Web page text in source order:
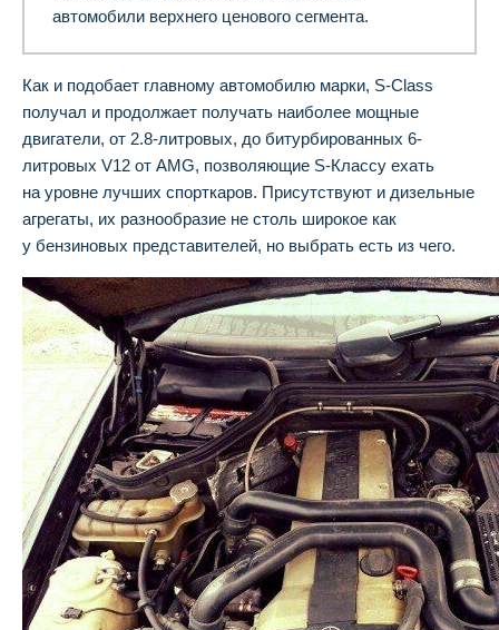
автомобили верхнего ценового сегмента.
Как и подобает главному автомобилю марки, S-Class
получал и продолжает получать наиболее мощные
двигатели, от 2.8-литровых, до битурбированных 6-
литровых V12 от AMG, позволяющие S-Классу ехать
на уровне лучших спорткаров. Присутствуют и дизельные
агрегаты, их разнообразие не столь широкое как
у бензиновых представителей, но выбрать есть из чего.